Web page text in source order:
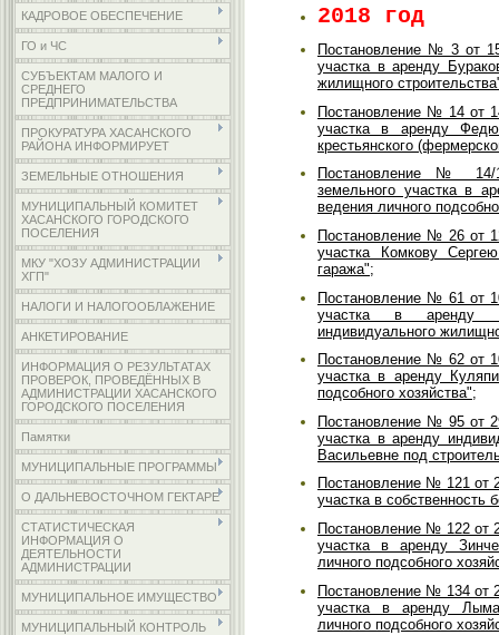
КАДРОВОЕ ОБЕСПЕЧЕНИЕ
ГО и ЧС
СУБЪЕКТАМ МАЛОГО И
СРЕДНЕГО
ПРЕДПРИНИМАТЕЛЬСТВА
ПРОКУРАТУРА ХАСАНСКОГО
РАЙОНА ИНФОРМИРУЕТ
ЗЕМЕЛЬНЫЕ ОТНОШЕНИЯ
МУНИЦИПАЛЬНЫЙ КОМИТЕТ
ХАСАНСКОГО ГОРОДСКОГО
ПОСЕЛЕНИЯ
МКУ "ХОЗУ АДМИНИСТРАЦИИ
ХГП"
НАЛОГИ И НАЛОГООБЛАЖЕНИЕ
АНКЕТИРОВАНИЕ
ИНФОРМАЦИЯ О РЕЗУЛЬТАТАХ
ПРОВЕРОК, ПРОВЕДЁННЫХ В
АДМИНИСТРАЦИИ ХАСАНСКОГО
ГОРОДСКОГО ПОСЕЛЕНИЯ
Памятки
МУНИЦИПАЛЬНЫЕ ПРОГРАММЫ
О ДАЛЬНЕВОСТОЧНОМ ГЕКТАРЕ
СТАТИСТИЧЕСКАЯ
ИНФОРМАЦИЯ О
ДЕЯТЕЛЬНОСТИ
АДМИНИСТРАЦИИ
МУНИЦИПАЛЬНОЕ ИМУЩЕСТВО
МУНИЦИПАЛЬНЫЙ КОНТРОЛЬ
2018 год
Постановление № 3 от
участка в аренду
жилищного
Постановление № 14 от
участка в аренду
крестьянского
Постановление № 14/
земельного участка в
ведения личного
Постановление № 26 от
участка Комкову
гаража";
Постановление № 61 от
участка в аренду
индивидуального
Постановление № 62 от
участка в аренду
подсобного хозяйства";
Постановление № 95 от
участка в аренду
Васильевне под
Постановление № 121 от
участка в собственность
Постановление № 122 от
участка в аренду
личного подсобного
Постановление № 134 от
участка в аренду
личного подсобного